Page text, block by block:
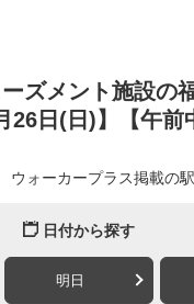
ズメント施設の
26日(日)】【午前
ウォーカープラス掲載の
日付から探す
明日